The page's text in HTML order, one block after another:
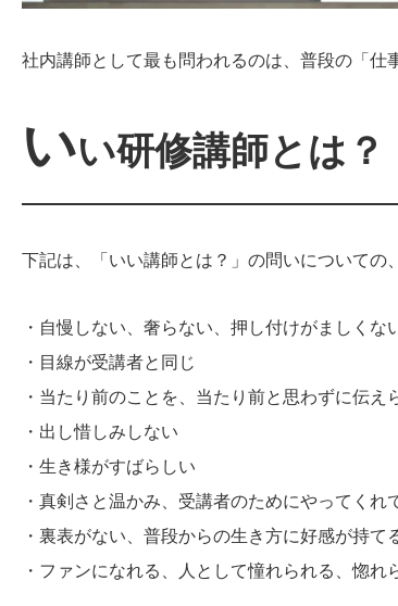
社内講師として最も問われるのは、普段の「仕
いい研修講師とは？
下記は、「いい講師とは？」の問いについての
・自慢しない、奢らない、押し付けがましくな
・目線が受講者と同じ
・当たり前のことを、当たり前と思わずに伝え
・出し惜しみしない
・生き様がすばらしい
・真剣さと温かみ、受講者のためにやってくれ
・裏表がない、普段からの生き方に好感が持て
・ファンになれる、人として憧れられる、惚